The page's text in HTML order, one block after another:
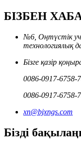
БІЗБЕН
№6, Оңтүстік
технологиялық
Бізге қазір
0086-0917-6758-
0086-0917-6758-
xn@bjxngs.com
Бізді